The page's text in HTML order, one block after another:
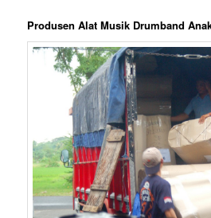
Produsen Alat Musik Drumband